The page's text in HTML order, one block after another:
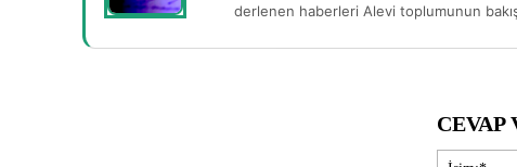
derlenen haberleri Alevi toplumunun
CEVAP